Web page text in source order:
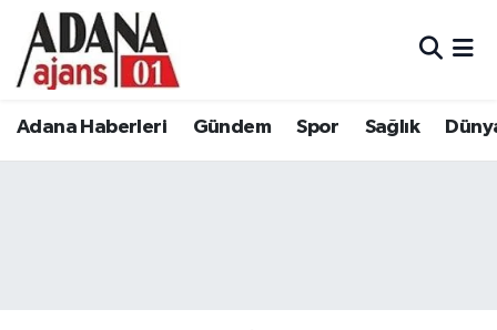
Adana Haberleri Gündem Spor Sağlık
Adana Haberleri
Adana Nöbetçi Eczaneler